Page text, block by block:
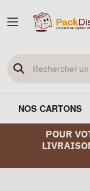
NOS CARTONS
POUR